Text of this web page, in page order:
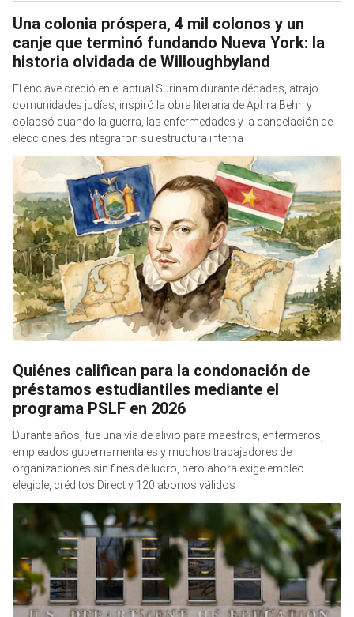
Una colonia próspera, 4 mil colonos y un
canje que terminó fundando Nueva York: la
historia olvidada de Willoughbyland
El enclave creció en el actual Surinam durante décadas, atrajo
comunidades judías, inspiró la obra literaria de Aphra Behn y
colapsó cuando la guerra, las enfermedades y la cancelación de
elecciones desintegraron su estructura interna
Quiénes califican para la condonación de
préstamos estudiantiles mediante el
programa PSLF en 2026
Durante años, fue una vía de alivio para maestros, enfermeros,
empleados gubernamentales y muchos trabajadores de
organizaciones sin fines de lucro, pero ahora exige empleo
elegible, créditos Direct y 120 abonos válidos